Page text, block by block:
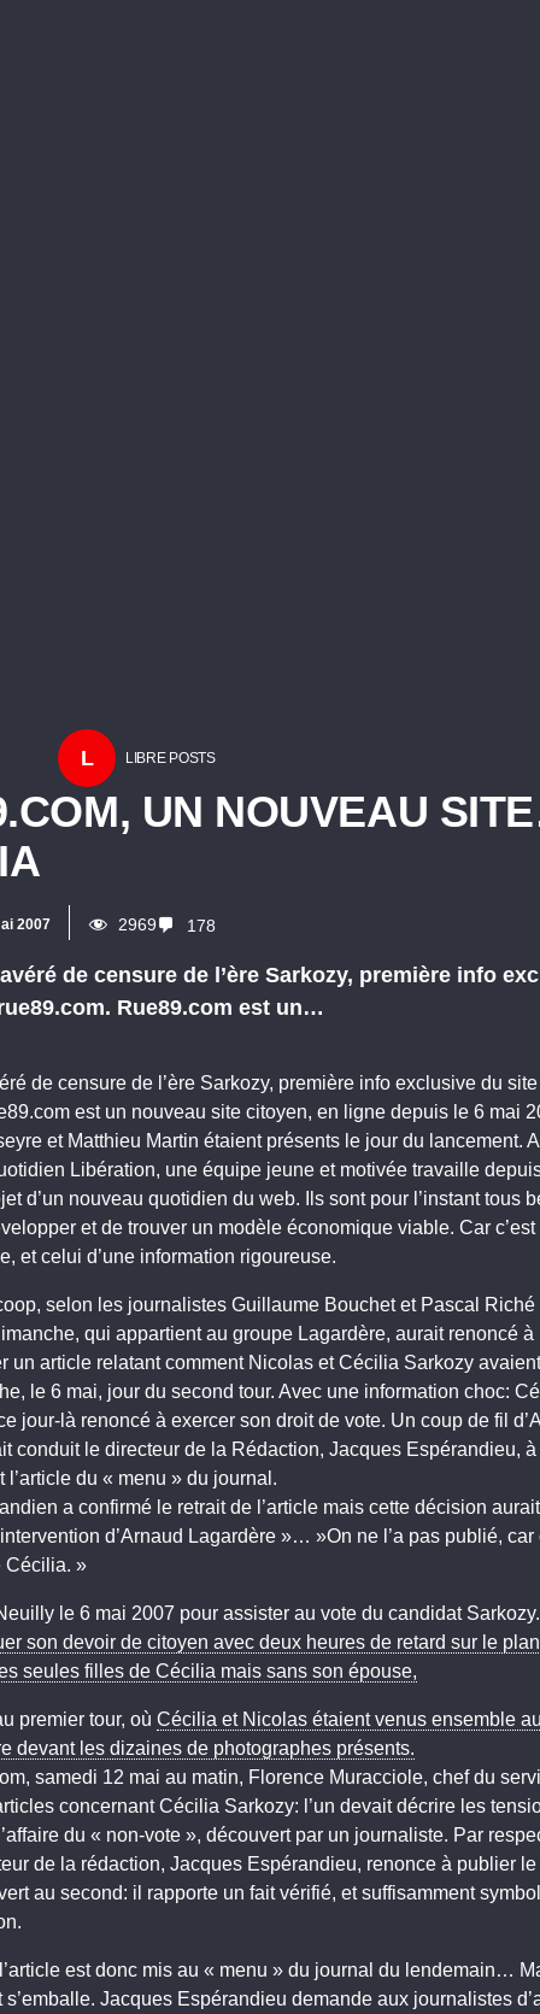
L LIBRE POSTS
UN NOUVEAU
2007 2969 178
de censure de l’ère Sarkozy, première info
Rue89.com est un…
de censure de l’ère Sarkozy, première info exclusive du
est un nouveau site citoyen, en ligne depuis le 6 mai
et Matthieu Martin étaient présents le jour du lancement.
Libération, une équipe jeune et motivée travaille
d’un nouveau quotidien du web. Ils sont pour l’instant tous
et de trouver un modèle économique viable. Car c’est
et celui d’une information rigoureuse.
selon les journalistes Guillaume Bouchet et Pascal Riché
qui appartient au groupe Lagardère, aurait renoncé à
un article relatant comment Nicolas et Cécilia Sarkozy
le 6 mai, jour du second tour. Avec une information choc:
jour-là renoncé à exercer son droit de vote. Un coup de fil
conduit le directeur de la Rédaction, Jacques Espérandieu, à
l’article du « menu » du journal.
a confirmé le retrait de l’article mais cette décision
d’Arnaud Lagardère »… »On ne l’a pas publié,
Cécilia. »
le 6 mai 2007 pour assister au vote du candidat
son devoir de citoyen avec deux heures de retard sur le
seules filles de Cécilia mais sans son épouse,
premier tour, où Cécilia et Nicolas étaient venus ensemble
devant les dizaines de photographes présents.
samedi 12 mai au matin, Florence Muracciole, chef du
concernant Cécilia Sarkozy: l’un devait décrire les
du « non-vote », découvert par un journaliste. Par
de la rédaction, Jacques Espérandieu, renonce à publier le
au second: il rapporte un fait vérifié, et suffisamment
est donc mis au « menu » du journal du lendemain…
s’emballe. Jacques Espérandieu demande aux journalistes